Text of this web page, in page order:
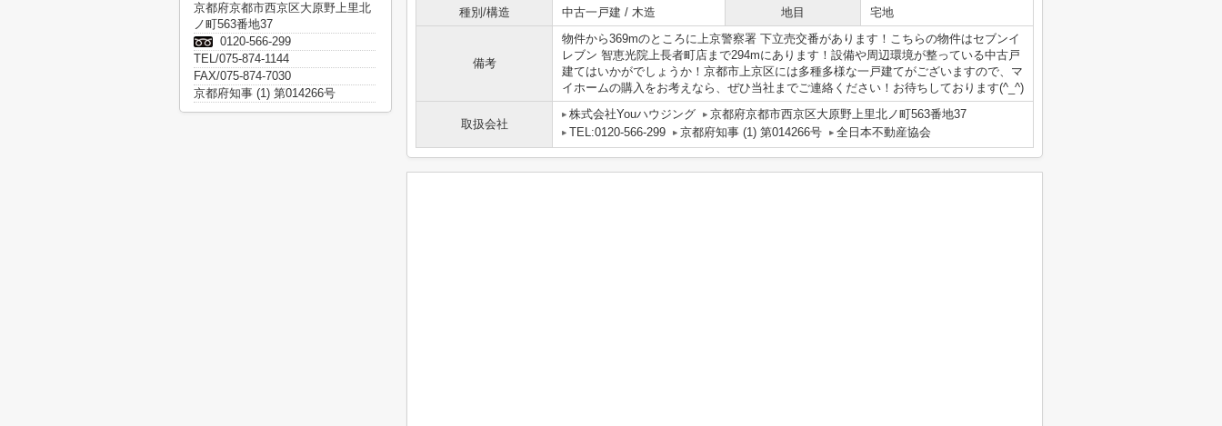
種別/構造
中古一戸建 / 木造 地目 宅地
備考
物件から369mのところに上京警察署 下立売交番があります！こちらの物件はセブンイ
レブン 智恵光院上長者町店まで294mにあります！設備や周辺環境が整っている中古戸
建てはいかがでしょうか！京都市上京区には多種多様な一戸建てがございますので、マ
イホームの購入をお考えなら、ぜひ当社までご連絡ください！お待ちしております(^_^)
取扱会社
株式会社Youハウジング
京都府京都市西京区大原野上里北ノ町563番地37
TEL:0120-566-299
京都府知事 (1) 第014266号 全日本不動産協会
京都府京都市西京区大原野上里北
ノ町563番地37
0120-566-299
TEL/075-874-1144
FAX/075-874-7030
京都府知事 (1) 第014266号